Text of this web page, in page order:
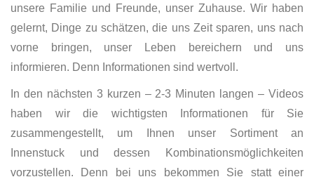
unsere Familie und Freunde, unser Zuhause. Wir haben
gelernt, Dinge zu schätzen, die uns Zeit sparen, uns nach
vorne bringen, unser Leben bereichern und uns
informieren. Denn Informationen sind wertvoll.
In den nächsten 3 kurzen – 2-3 Minuten langen – Videos
haben wir die wichtigsten Informationen für Sie
zusammengestellt, um Ihnen unser Sortiment an
Innenstuck und dessen Kombinationsmöglichkeiten
vorzustellen. Denn bei uns bekommen Sie statt einer